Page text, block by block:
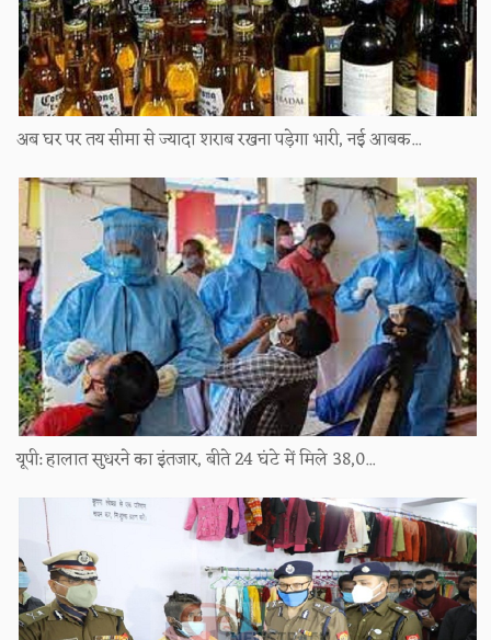
अब घर पर तय सीमा से ज्यादा शराब रखना पड़ेगा भारी, नई आबक...
यूपी: हालात सुधरने का इंतजार, बीते 24 घंटे में मिले 38,0...